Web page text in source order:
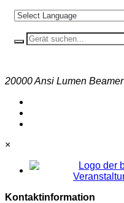
20000 Ansi Lumen Beamer
×
Kontaktinformation